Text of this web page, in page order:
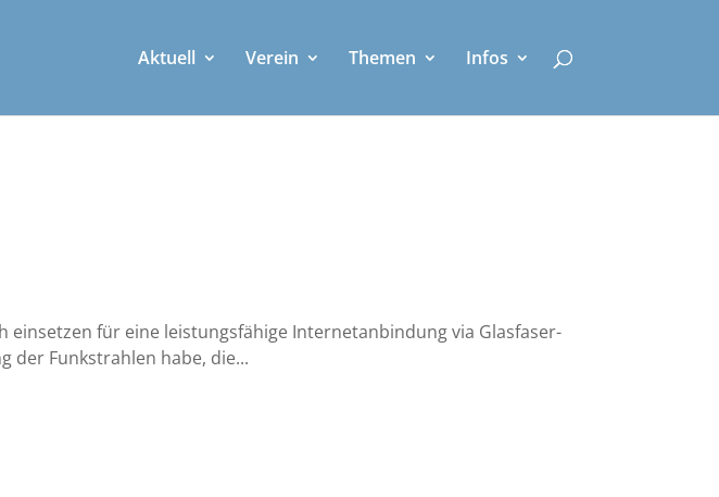
Aktuell Verein Themen Infos
ein­set­zen für eine leis­tungs­fä­hi­ge Inter­net­an­bin­dung via Glas­fa­ser­
der Funk­strah­len habe, die...